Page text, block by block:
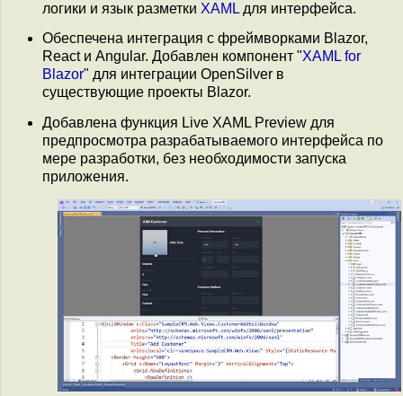
логики и язык разметки XAML для интерфейса.
Обеспечена интеграция с фреймворками Blazor,
React и Angular. Добавлен компонент "XAML for
Blazor" для интеграции OpenSilver в
существующие проекты Blazor.
Добавлена функция Live XAML Preview для
предпросмотра разрабатываемого интерфейса по
мере разработки, без необходимости запуска
приложения.